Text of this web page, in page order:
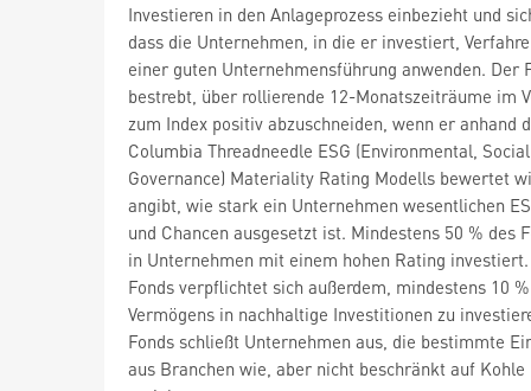
Investieren in den Anlageprozess einbezieht und
dass die Unternehmen, in die er investiert,
einer guten Unternehmensführung anwenden. Der
bestrebt, über rollierende 12-Monatszeiträume im
zum Index positiv abzuschneiden, wenn er anhand
Columbia Threadneedle ESG (Environmental,
Governance) Materiality Rating Modells bewertet
angibt, wie stark ein Unternehmen wesentlichen
und Chancen ausgesetzt ist. Mindestens 50 % des
in Unternehmen mit einem hohen Rating
Fonds verpflichtet sich außerdem, mindestens 10
Vermögens in nachhaltige Investitionen zu
Fonds schließt Unternehmen aus, die bestimmte
aus Branchen wie, aber nicht beschränkt auf Kohle